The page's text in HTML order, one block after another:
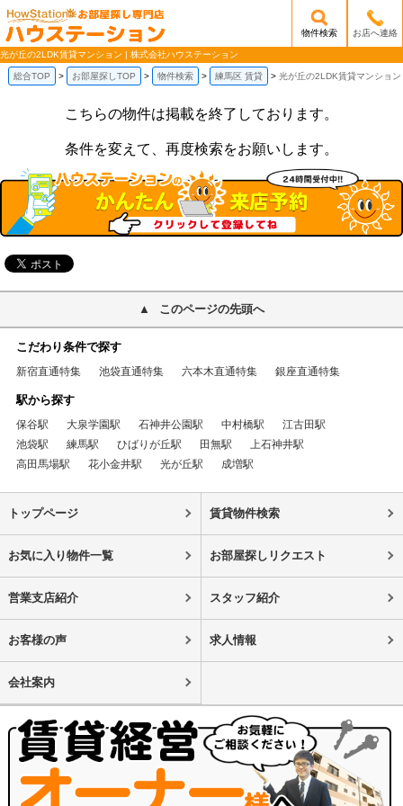
/mobile_img/head-logo.png
物件検索 お店へ連絡
光が丘の2LDK賃貸マンション | 株式会社ハウステーション
総合TOP お部屋探しTOP 物件検索 練馬区 賃貸 光が丘の2LDK賃貸マンション
こちらの物件は掲載を終了しております。
条件を変えて、再度検索をお願いします。
このページの先頭へ
こだわり条件で探す
新宿直通特集 池袋直通特集 六本木直通特集 銀座直通特集
駅から探す
保谷駅 大泉学園駅 石神井公園駅 中村橋駅
江古田駅
池袋駅
練馬駅 ひばりが丘駅 田無駅
上石神井駅
高田馬場駅
花小金井駅 光が丘駅 成増駅
トップページ 賃貸物件検索
お気に入り物件一覧 お部屋探しリクエスト
営業支店紹介 スタッフ紹介
お客様の声 求人情報
会社案内